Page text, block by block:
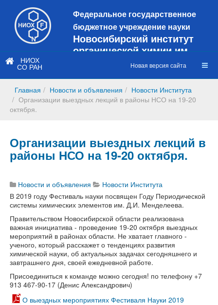
Федеральное государственное
бюджетное учреждение науки
Новосибирский институт
органической химии им.
Н.Н. Ворожцова
сайт
https://web3.nioch.nsc.ru/nioch/
НИОХ
СО РАН Новая версия сайта
Главная Новости и объявления
Новости Института
Организации выездных лекций в районы НСО на 19-20
октября.
Организации выездных лекций в
районы НСО на 19-20 октября.
Новости и объявления
Новости Института
В 2019 году Фестиваль науки посвящен Году Периодической
системы химических элементов им. Д.И. Менделеева.
Правительством Новосибирской области реализована
важная инициатива - проведение 19-20 октября выездных
мероприятий в районах области. Не хватает главного -
ученого, который расскажет о тенденциях развития
химической науки, об актуальных задачах сегодняшнего и
завтрашнего дня, своей ежедневной работе.
Присоединиться к команде можно сегодня! по телефону +7
913 467-90-17 (Денис Александрович)
О выездных мероприятиях Фестиваля Науки 2019